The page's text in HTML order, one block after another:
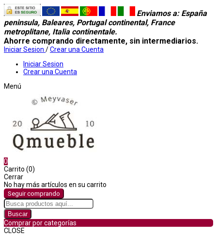
Enviamos a: España
peninsula, Baleares, Portugal continental, France
metroplitane, Italia continentale.
Ahorre comprando directamente, sin intermediarios.
Iniciar Sesion /Crear una Cuenta
Iniciar Sesion
Crear una Cuenta
Menú
0
Carrito (0)
Cerrar
No hay más artículos en su carrito
Seguir comprando
Buscar
Comprar por categorías
CLOSE